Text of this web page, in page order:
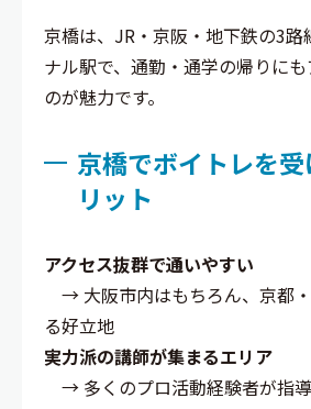
京橋は、JR・京阪・地下鉄の3路
ナル駅で、通勤・通学の帰りに
のが魅力です。
京橋でボイトレを
リット
アクセス抜群で通いやすい
→ 大阪市内はもちろん、京都
る好立地
実力派の講師が集まるエリア
→ 多くのプロ活動経験者が指